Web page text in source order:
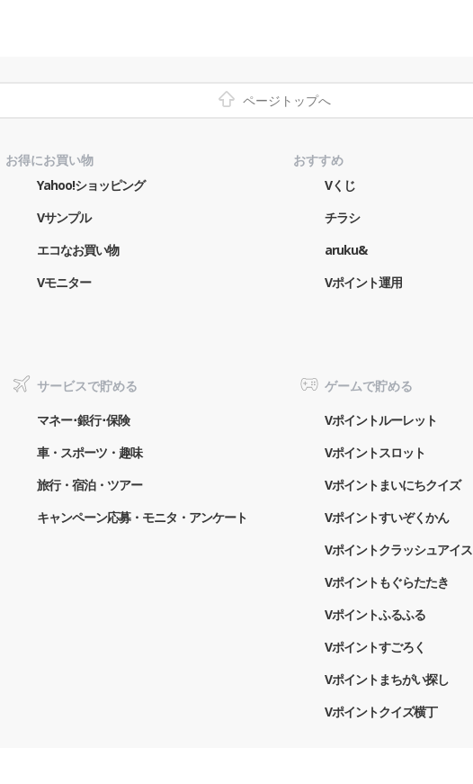
ページトップへ
お得にお買い物
Yahoo!ショッピング
Vサンプル
エコなお買い物
Vモニター
おすすめ
Vくじ
チラシ
aruku&
Vポイント運用
サービスで貯める
マネー･銀行･保険
車・スポーツ・趣味
旅行・宿泊・ツアー
キャンペーン応募・モニタ・アンケート
ゲームで貯める
Vポイントルーレット
Vポイントスロット
Vポイントまいにちクイズ
Vポイントすいぞくかん
Vポイントクラッシュアイス
Vポイントもぐらたたき
Vポイントふるふる
Vポイントすごろく
Vポイントまちがい探し
Vポイントクイズ横丁